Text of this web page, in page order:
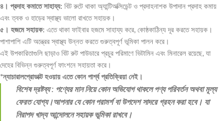
৪। প্রদাহ কমাতে সাহায্য: বিট রুটে থাকা অ্যান্টিঅক্সিডেন্ট ও প্রদাহনাশক উপাদান প্রদাহ কমায়
এবং ত্বক ও হাড়ের স্বাস্থ্য ভালো রাখতে সহায়ক।
৫। হজমে সহায়ক: এতে থাকা ফাইবার হজমে সাহায্য করে, কোষ্ঠকাঠিন্য দূর করতে সহায়ক।
পাশাপাশি এটি অন্ত্রের স্বাস্থ্য উন্নত করতে গুরুত্বপূর্ণ ভূমিকা পালন করে।
এই উপকারিতাগুলি ছাড়াও বিট রুট পাউডারে প্রচুর পরিমাণে ভিটামিন এবং মিনারেল রয়েছে, যা
দেহের বিভিন্ন গুরুত্বপূর্ণ ফাংশনে সহায়তা করে।
*ন্যাচারালপ্রোডাক্ট হওয়ায় এতে কোন পার্শ্ব প্রতিক্রিয়া নেই।
বিশেষ দ্রষ্টব্য : পণ্যের মান নিয়ে কোন অভিযোগ থাকলে পণ্য পরিবর্তন অথবা মূল্য
ফেরত যোগ্য।আপনার যে কোন পরামর্শ বা উপদেশ সাদরে গ্রহন করা হবে। যা
নিরাপদ খাদ্য আন্দোলনে সহায়ক ভূমিকা রাখবে।